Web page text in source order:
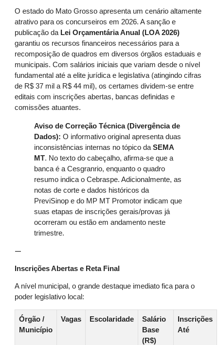
O estado do Mato Grosso apresenta um cenário altamente
atrativo para os concurseiros em 2026. A sanção e
publicação da Lei Orçamentária Anual (LOA 2026)
garantiu os recursos financeiros necessários para a
recomposição de quadros em diversos órgãos estaduais e
municipais. Com salários iniciais que variam desde o nível
fundamental até a elite jurídica e legislativa (atingindo cifras
de R$ 37 mil a R$ 44 mil), os certames dividem-se entre
editais com inscrições abertas, bancas definidas e
comissões atuantes.
Aviso de Correção Técnica (Divergência de
Dados): O informativo original apresenta duas
inconsistências internas no tópico da SEMA
MT. No texto do cabeçalho, afirma-se que a
banca é a Cesgranrio, enquanto o quadro
resumo indica o Cebraspe. Adicionalmente, as
notas de corte e dados históricos da
PreviSinop e do MP MT Promotor indicam que
suas etapas de inscrições gerais/provas já
ocorreram ou estão em andamento neste
trimestre.
—
Inscrições Abertas e Reta Final
A nível municipal, o grande destaque imediato fica para o
poder legislativo local:
Órgão /
Município
Vagas Escolaridade
Salário
Base
(R$)
Inscrições
Até